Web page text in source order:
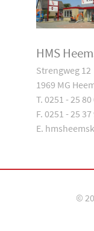
HMS
Strengweg 12
1969 MG
T. 0251 - 25 80
F. 0251 - 25 37
E.
©